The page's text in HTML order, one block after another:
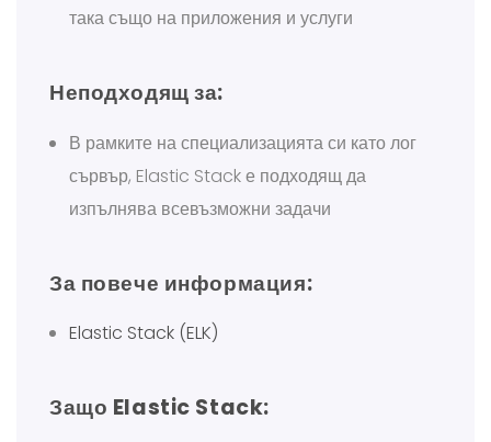
така също на приложения и услуги
Неподходящ за:
В рамките на специализацията си като лог
сървър, Elastic Stack е подходящ да
изпълнява всевъзможни задачи
За повече информация:
Elastic Stack (ELK)
Защо Elastic Stack: